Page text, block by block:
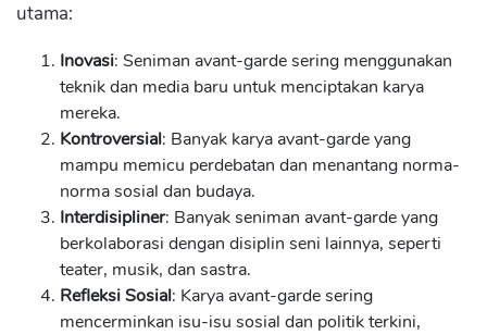
utama:
Inovasi: Seniman avant-garde sering menggunakan
teknik dan media baru untuk menciptakan karya
mereka.
Kontroversial: Banyak karya avant-garde yang
mampu memicu perdebatan dan menantang norma-
norma sosial dan budaya.
Interdisipliner: Banyak seniman avant-garde yang
berkolaborasi dengan disiplin seni lainnya, seperti
teater, musik, dan sastra.
Refleksi Sosial: Karya avant-garde sering
mencerminkan isu-isu sosial dan politik terkini,